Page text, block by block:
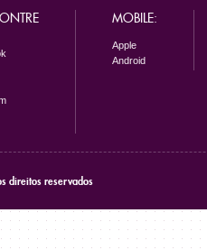
MOBILE:
Apple
Android
direitos reservados